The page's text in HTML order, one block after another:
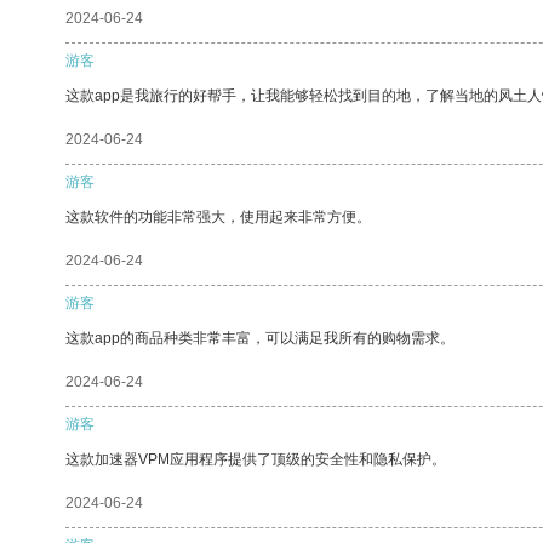
2024-06-24
游客
这款app是我旅行的好帮手，让我能够轻松找到目的地，了解当地的风土
2024-06-24
游客
这款软件的功能非常强大，使用起来非常方便。
2024-06-24
游客
这款app的商品种类非常丰富，可以满足我所有的购物需求。
2024-06-24
游客
这款加速器VPM应用程序提供了顶级的安全性和隐私保护。
2024-06-24